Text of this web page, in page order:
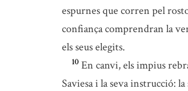
espurnes que corren pel
confiança comprendran la
els seus elegits.
10 En canvi, els impius
Saviesa i la seva instrucció: